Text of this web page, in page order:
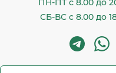
ПН-ПТ с 8.00 до
СБ-ВС с 8.00 до